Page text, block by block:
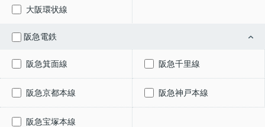
大阪環状線
阪急電鉄
阪急箕面線 阪急千里線
阪急京都本線 阪急神戸本線
阪急宝塚本線